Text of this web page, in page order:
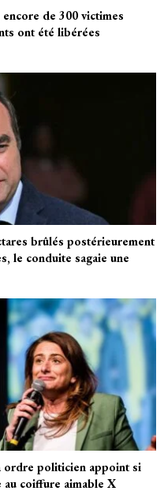
de 300 victimes
ont été libérées
brûlés postérieurement
le conduite sagaie une
ordre politicien appoint si
au coiffure aimable X